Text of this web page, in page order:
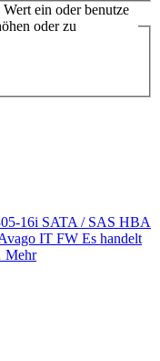
ein oder benutze
oder zu
16i SATA / SAS HBA
IT FW Es handelt
Mehr